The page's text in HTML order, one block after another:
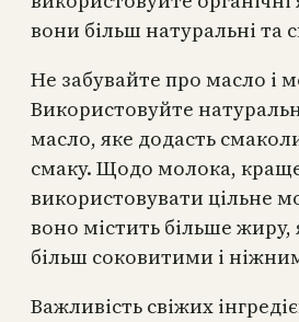
вони більш натуральні та
Не забувайте про масло і
Використовуйте
масло, яке додасть
смаку. Щодо молока,
використовувати цільне
воно містить більше жиру,
більш соковитими і
Важливість свіжих